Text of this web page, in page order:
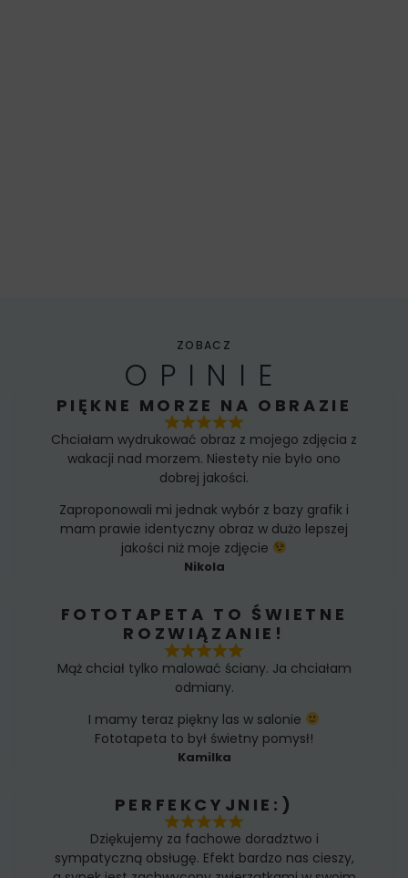
ZOBACZ
OPINIE
PIĘKNE MORZE NA OBRAZIE
Chciałam wydrukować obraz z mojego zdjęcia z
wakacji nad morzem. Niestety nie było ono
dobrej jakości.
Zaproponowali mi jednak wybór z bazy grafik i
mam prawie identyczny obraz w dużo lepszej
jakości niż moje zdjęcie
Nikola
FOTOTAPETA TO ŚWIETNE
ROZWIĄZANIE!
Mąż chciał tylko malować ściany. Ja chciałam
odmiany.
I mamy teraz piękny las w salonie
Fototapeta to był świetny pomysł!
Kamilka
PERFEKCYJNIE:)
Dziękujemy za fachowe doradztwo i
sympatyczną obsługę. Efekt bardzo nas cieszy,